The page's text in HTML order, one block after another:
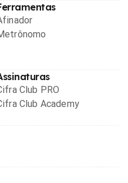
Club PRO
Club Academy